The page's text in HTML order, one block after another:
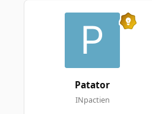
Patator
INpactien